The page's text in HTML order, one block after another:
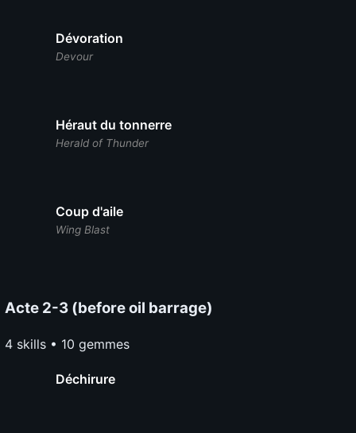
Dévoration
Devour
Héraut du tonnerre
Herald of Thunder
Coup d'aile
Wing Blast
Acte 2-3 (before oil barrage)
4 skills • 10 gemmes
Déchirure